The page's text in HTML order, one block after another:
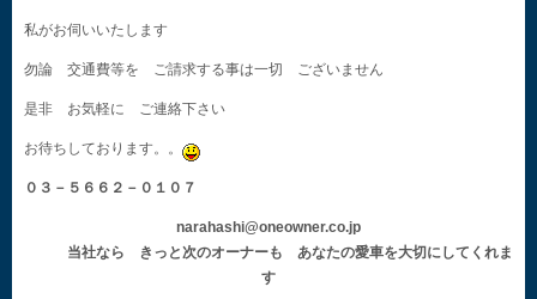
私がお伺いいたします
勿論 交通費等を ご請求する事は一切 ございません
是非 お気軽に ご連絡下さい
お待ちしております。。
０３－５６６２－０１０７
narahashi@oneowner.co.jp
当社なら きっと次のオーナーも あなたの愛車を大切にしてくれま
す